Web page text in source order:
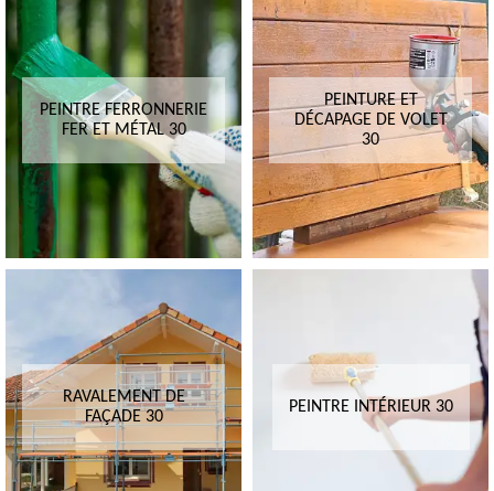
PEINTRE FERRONNERIE
FER ET MÉTAL 30
PEINTURE ET
DÉCAPAGE DE VOLET
30
RAVALEMENT DE
FAÇADE 30
PEINTRE INTÉRIEUR 30